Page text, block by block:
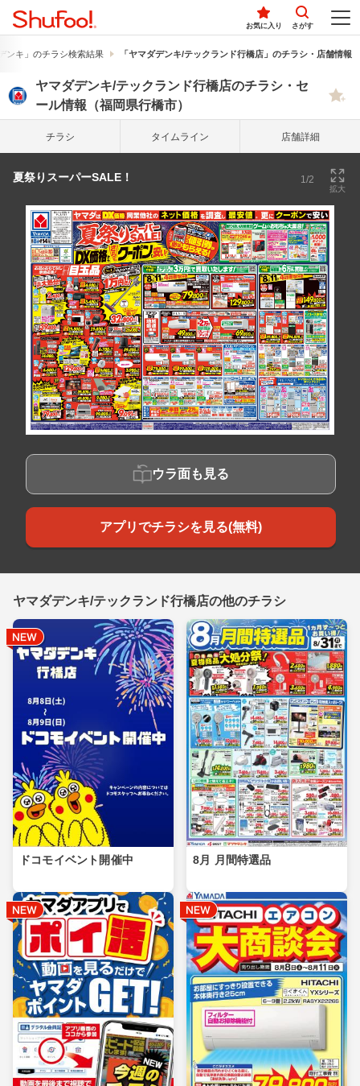
お気に入り さがす
ンキ」のチラシ検索結果 「ヤマダデンキ/テックランド行橋店」のチラシ・店舗情報
ヤマダデンキ/テックランド行橋店のチラシ・セ
ール情報（福岡県行橋市）
チラシ タイム ライン 店舗詳細
夏祭りスーパーSALE！ 1/2
拡大
ウラ面も見る
アプリでチラシを見る(無料)
ヤマダデンキ/テックランド行橋店の他のチラシ
ドコモイベント開催中 8月 月間特選品